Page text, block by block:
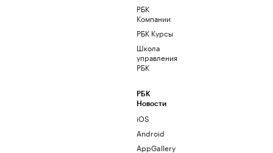
РБК
Компании
РБК Курсы
Школа
управления
РБК
РБК
Новости
iOS
Android
AppGallery